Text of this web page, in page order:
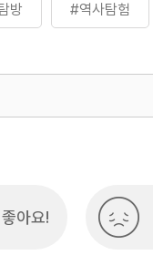
방 #역사탐험
좋아요!